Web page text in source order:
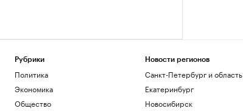
Рубрики
Политика
Экономика
Общество
Новости регионов
Санкт-Петербург и область
Екатеринбург
Новосибирск